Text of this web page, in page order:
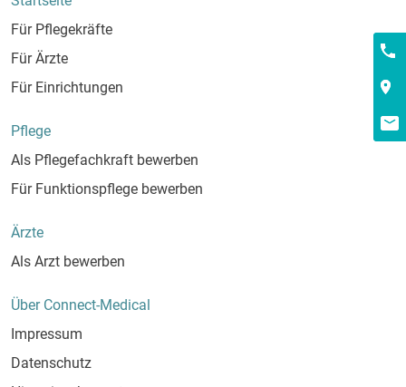
Für Pflegekräfte
Für Ärzte
Für Einrichtungen
Pflege
Als Pflegefachkraft bewerben
Für Funktionspflege bewerben
Ärzte
Als Arzt bewerben
Über Connect-Medical
Impressum
Datenschutz